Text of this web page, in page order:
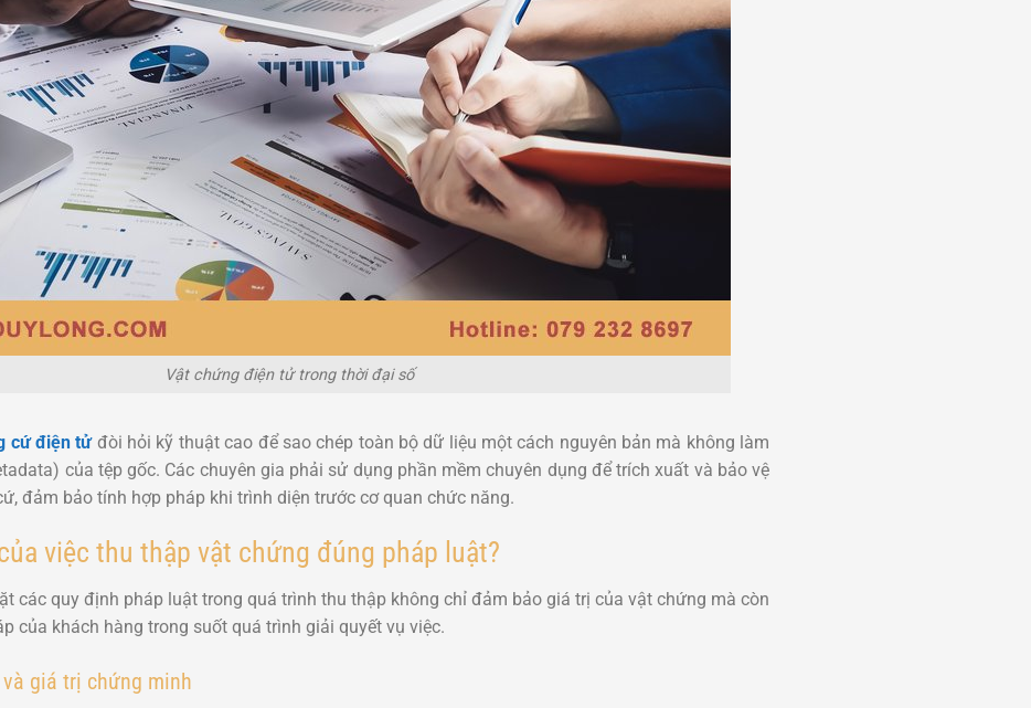
Vật chứng điện tử trong thời đại số
cứ điện tửđòi hỏi kỹ thuật cao để sao chép toàn bộ dữ liệu một cách nguyên bản mà không làm
của tệp gốc. Các chuyên gia phải sử dụng phần mềm chuyên dụng để trích xuất và bảo vệ
đảm bảo tính hợp pháp khi trình diện trước cơ quan chức năng.
việc thu thập vật chứng đúng pháp luật?
các quy định pháp luật trong quá trình thu thập không chỉ đảm bảo giá trị của vật chứng mà còn
của khách hàng trong suốt quá trình giải quyết vụ việc.
giá trị chứng minh